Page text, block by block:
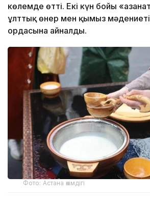
көлемде өтті. Екі күн бойы
ұлттық өнер мен қымыз
ордасына айналды.
Фото: Астана әкімдігі